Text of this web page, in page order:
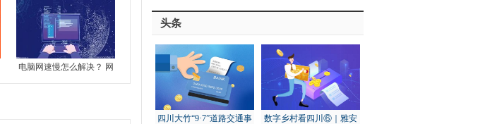
电脑网速慢怎么解决？ 网
头条
四川大竹“9·7”道路交通事
数字乡村看四川⑥｜雅安